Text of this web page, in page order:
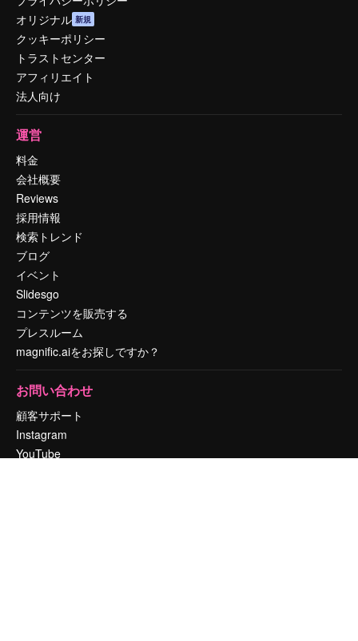
オリジナル 新規
クッキーポリシー
トラストセンター
アフィリエイト
法人向け
運営
料金
会社概要
Reviews
採用情報
検索トレンド
ブログ
イベント
Slidesgo
コンテンツを販売する
プレスルーム
magnific.aiをお探しですか？
お問い合わせ
顧客サポート
Instagram
YouTube